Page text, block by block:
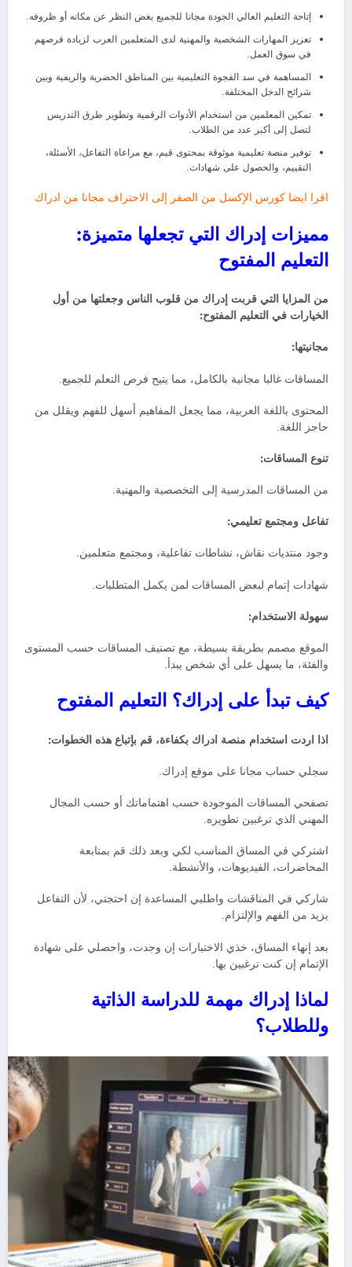
إتاحة التعليم العالي الجودة مجانا للجميع بغض النظر عن مكانه أو ظروفه.
تعزيز المهارات الشخصية والمهنية لدى المتعلمين العرب لزيادة فرصهم
في سوق العمل.
المساهمة في سد الفجوة التعليمية بين المناطق الحضرية والريفية وبين
شرائح الدخل المختلفة.
تمكين المعلمين من استخدام الأدوات الرقمية وتطوير طرق التدريس
لتصل إلى أكبر عدد من الطلاب.
توفير منصة تعليمية موثوقة بمحتوى قيم، مع مراعاة التفاعل، الأسئلة،
التقييم، والحصول على شهادات.
اقرا ايضا كورس الإكسل من الصفر إلى الاحتراف مجانا من ادراك
مميزات إدراك التي تجعلها متميزة:
التعليم المفتوح
من المزايا التي قربت إدراك من قلوب الناس وجعلتها من أول
الخيارات في التعليم المفتوح:
مجانيتها:
المساقات غالبا مجانية بالكامل، مما يتيح فرص التعلم للجميع.
المحتوى باللغة العربية، مما يجعل المفاهيم أسهل للفهم ويقلل من
حاجز اللغة.
تنوع المساقات:
من المساقات المدرسية إلى التخصصية والمهنية.
تفاعل ومجتمع تعليمي:
وجود منتديات نقاش، نشاطات تفاعلية، ومجتمع متعلمين.
شهادات إتمام لبعض المساقات لمن يكمل المتطلبات.
سهولة الاستخدام:
الموقع مصمم بطريقة بسيطة، مع تصنيف المساقات حسب المستوى
والفئة، ما يسهل على أي شخص يبدأ.
كيف تبدأ على إدراك؟ التعليم المفتوح
اذا اردت استخدام منصة ادراك بكفاءة، قم بإتباع هذه الخطوات:
سجلي حساب مجانا على موقع إدراك.
تصفحي المساقات الموجودة حسب اهتماماتك أو حسب المجال
المهني الذي ترغبين تطويره.
اشتركي في المساق المناسب لكي وبعد ذلك قم بمتابعة
المحاضرات، الفيديوهات، والأنشطة.
شاركي في المناقشات واطلبي المساعدة إن احتجتي، لأن التفاعل
يزيد من الفهم والإلتزام.
بعد إنهاء المساق، خذي الاختبارات إن وجدت، واحصلي على شهادة
الإتمام إن كنت ترغبين بها.
لماذا إدراك مهمة للدراسة الذاتية
وللطلاب؟